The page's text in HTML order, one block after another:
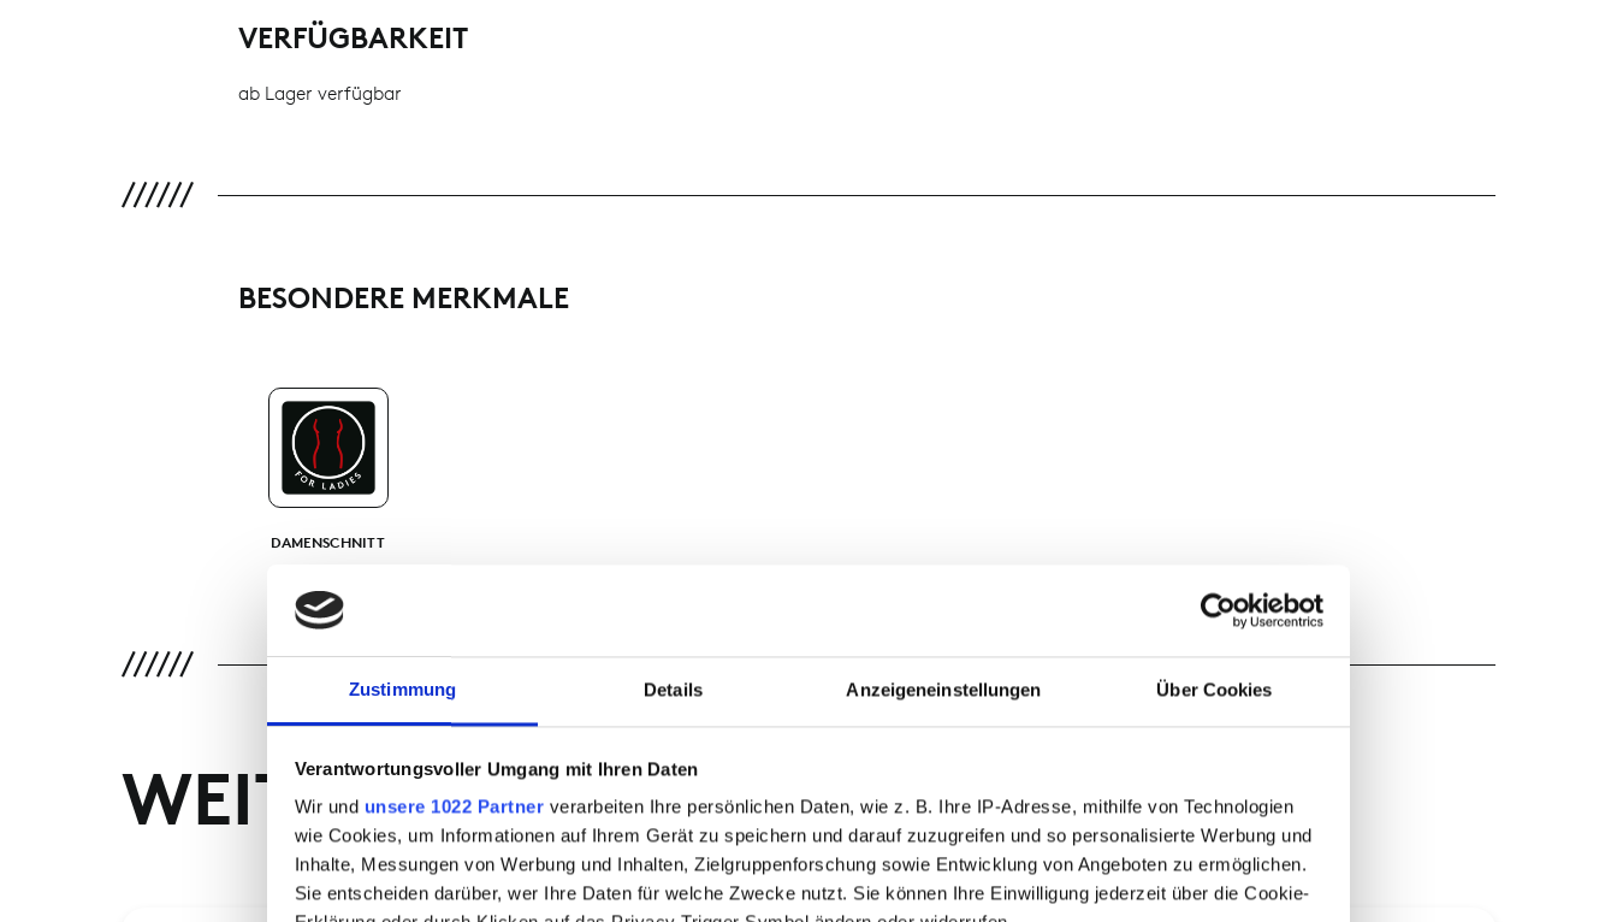
Zustimmung Details Anzeigeneinstellungen Über Cookies
Verantwortungsvoller Umgang mit Ihren Daten
Wir und unsere 1022 Partner verarbeiten Ihre persönlichen Daten, wie z. B. Ihre IP-Adresse, mithilfe von Technologien
wie Cookies, um Informationen auf Ihrem Gerät zu speichern und darauf zuzugreifen und so personalisierte Werbung und
Inhalte, Messungen von Werbung und Inhalten, Zielgruppenforschung sowie Entwicklung von Angeboten zu ermöglichen.
Sie entscheiden darüber, wer Ihre Daten für welche Zwecke nutzt. Sie können Ihre Einwilligung jederzeit über die Cookie-
VERFÜGBARKEIT
ab Lager verfügbar
BESONDERE MERKMALE
DAMENSCHNITT
WEITERE PRODUKTE